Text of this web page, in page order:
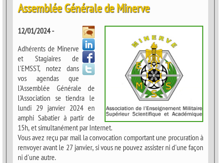
Assemblée Générale de Minerve
12/01/2024 -
Adhérents de Minerve
et Stagiaires de
l'EMSST, notez dans
vos agendas que
l'Assemblée Générale de
l'Association se tiendra le
lundi 29 janvier 2024 en
amphi Sabatier à partir de
15h, et simultanément par Internet.
Vous avez reçu par mail la convocation comportant une procuration à
renvoyer avant le 27 janvier, si vous ne pouvez assister ni d'une façon
ni d'une autre.